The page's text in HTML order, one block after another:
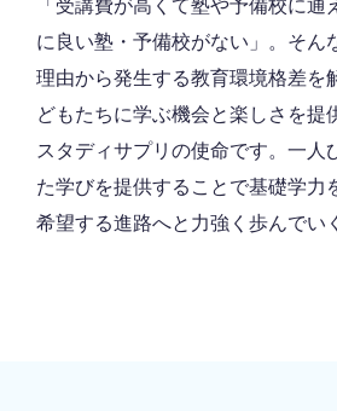
「受講費が高くて塾や予備校に通
に良い塾・予備校がない」。そん
理由から発生する教育環境格差を
どもたちに学ぶ機会と楽しさを提
スタディサプリの使命です。一人
た学びを提供することで基礎学力
希望する進路へと力強く歩んでい